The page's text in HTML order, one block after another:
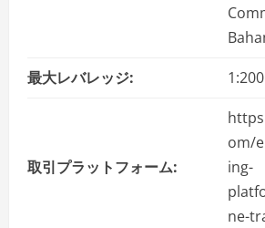
最大レバレッジ:
1:200
取引プラットフォーム:
om/
ing-
ne-